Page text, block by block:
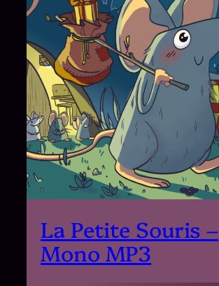
La Petite Souris –
Mono MP3